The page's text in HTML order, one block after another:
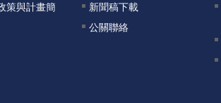
策與計畫簡
新聞稿下載
公關聯絡